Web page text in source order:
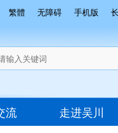
繁體 无障碍 手机版
流 走进吴川